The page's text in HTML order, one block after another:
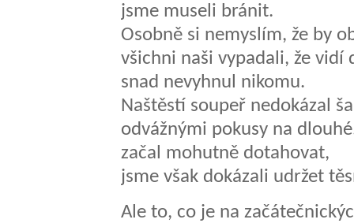
jsme museli bránit.
Osobně si nemyslím, že by
všichni naši vypadali, že vidí
snad nevyhnul nikomu.
Naštěstí soupeř nedokázal
odvážnými pokusy na
začal mohutně dotahovat,
jsme však dokázali udržet
Ale to, co je na